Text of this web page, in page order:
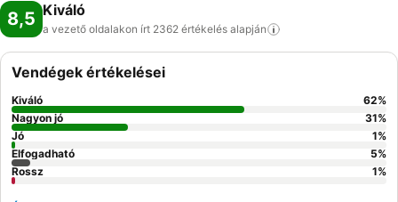
8,5 Kiváló
a vezető oldalakon írt 2362 értékelés alapján
Vendégek értékelései
Kiváló 62%
Nagyon jó
31%
Jó
1%
Elfogadható
5%
Rossz
1%